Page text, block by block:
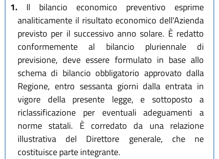
1. Il bilancio economico preventivo esprime
analiticamente il risultato economico dell'Azienda
previsto per il successivo anno solare. È redatto
conformemente al bilancio pluriennale di
previsione, deve essere formulato in base allo
schema di bilancio obbligatorio approvato dalla
Regione, entro sessanta giorni dalla entrata in
vigore della presente legge, e sottoposto a
riclassificazione per eventuali adeguamenti a
norme statali. È corredato da una relazione
illustrativa del Direttore generale, che ne
costituisce parte integrante.